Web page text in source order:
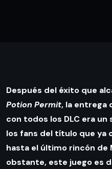
Después del éxito que
Potion Permit, la entrega
con todos los DLC era
los fans del título que ya
hasta el último rincón de
obstante, este juego es